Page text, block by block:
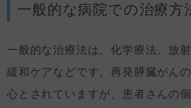
一般的な病院での治療方
一般的な治療法は、化学療法、放
緩和ケアなどです。再発膵臓がん
心とされていますが、患者さんの